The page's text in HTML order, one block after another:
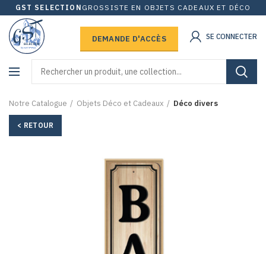
GST SELECTION GROSSISTE EN OBJETS CADEAUX ET DÉCO
DEMANDE D'ACCÈS SE CONNECTER
Notre Catalogue Objets Déco et Cadeaux Déco divers
< RETOUR